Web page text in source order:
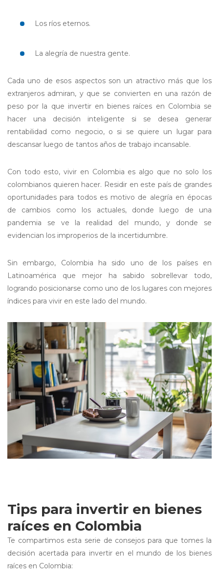
Los ríos eternos.
La alegría de nuestra gente.
Cada uno de esos aspectos son un atractivo más que los
extranjeros admiran, y que se convierten en una razón de
peso por la que invertir en bienes raíces en Colombia se
hacer una decisión inteligente si se desea generar
rentabilidad como negocio, o si se quiere un lugar para
descansar luego de tantos años de trabajo incansable.
Con todo esto, vivir en Colombia es algo que no solo los
colombianos quieren hacer. Residir en este país de grandes
oportunidades para todos es motivo de alegría en épocas
de cambios como los actuales, donde luego de una
pandemia se ve la realidad del mundo, y donde se
evidencian los improperios de la incertidumbre.
Sin embargo, Colombia ha sido uno de los países en
Latinoamérica que mejor ha sabido sobrellevar todo,
logrando posicionarse como uno de los lugares con mejores
índices para vivir en este lado del mundo.
Tips para invertir en bienes
raíces en Colombia
Te compartimos esta serie de consejos para que tomes la
decisión acertada para invertir en el mundo de los bienes
raíces en Colombia: